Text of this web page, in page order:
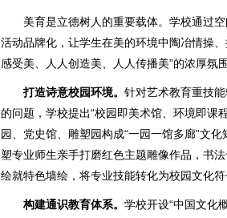
美育是立德树人的重要载体。学校通过
活动品牌化，让学生在美的环境中陶冶情操
感受美、人人创造美、人人传播美”的浓厚氛围
打造诗意校园环境。 针对艺术教育重技
的问题，学校提出“校园即美术馆、环境即课
园、党史馆、雕塑园构成“一园一馆多廊”文
塑专业师生亲手打磨红色主题雕像作品，书
绘就特色墙绘，将专业技能转化为校园文化符
构建通识教育体系。 学校开设“中国文化